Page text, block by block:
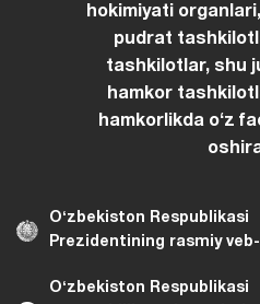
hokimiyati
pudrat
tashkilotlar, shu
hamkor
hamkorlikda oʻz
Oʻzbekiston Respublikasi
Prezidentining rasmiy veb-
Oʻzbekiston Respublikasi